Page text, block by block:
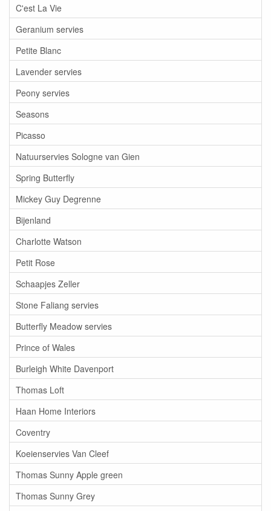
C'est La Vie
Geranium servies
Petite Blanc
Lavender servies
Peony servies
Seasons
Picasso
Natuurservies Sologne van Gien
Spring Butterfly
Mickey Guy Degrenne
Bijenland
Charlotte Watson
Petit Rose
Schaapjes Zeller
Stone Faliang servies
Butterfly Meadow servies
Prince of Wales
Burleigh White Davenport
Thomas Loft
Haan Home Interiors
Coventry
Koeienservies Van Cleef
Thomas Sunny Apple green
Thomas Sunny Grey